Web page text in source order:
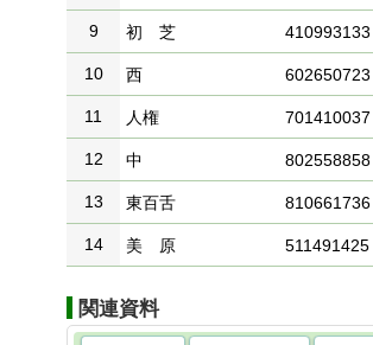
9 初 芝 410993133
10 西 602650723
11 人権 701410037
12 中 802558858
13 東百舌 810661736
14 美 原 511491425
関連資料